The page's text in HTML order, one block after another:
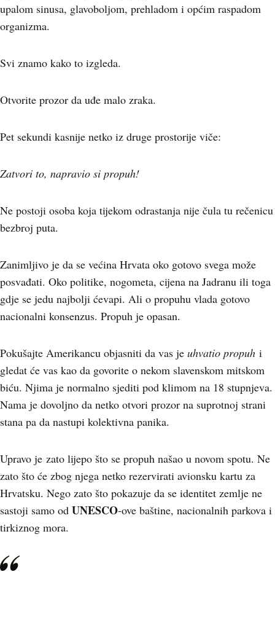
upalom sinusa, glavoboljom, prehladom i općim raspadom
organizma.
Svi znamo kako to izgleda.
Otvorite prozor da uđe malo zraka.
Pet sekundi kasnije netko iz druge prostorije viče:
Zatvori to, napravio si propuh!
Ne postoji osoba koja tijekom odrastanja nije čula tu rečenicu
bezbroj puta.
Zanimljivo je da se većina Hrvata oko gotovo svega može
posvađati. Oko politike, nogometa, cijena na Jadranu ili toga
gdje se jedu najbolji ćevapi. Ali o propuhu vlada gotovo
nacionalni konsenzus. Propuh je opasan.
Pokušajte Amerikancu objasniti da vas je uhvatio propuh i
gledat će vas kao da govorite o nekom slavenskom mitskom
biću. Njima je normalno sjediti pod klimom na 18 stupnjeva.
Nama je dovoljno da netko otvori prozor na suprotnoj strani
stana pa da nastupi kolektivna panika.
Upravo je zato lijepo što se propuh našao u novom spotu. Ne
zato što će zbog njega netko rezervirati avionsku kartu za
Hrvatsku. Nego zato što pokazuje da se identitet zemlje ne
sastoji samo od UNESCO-ove baštine, nacionalnih parkova i
tirkiznog mora.